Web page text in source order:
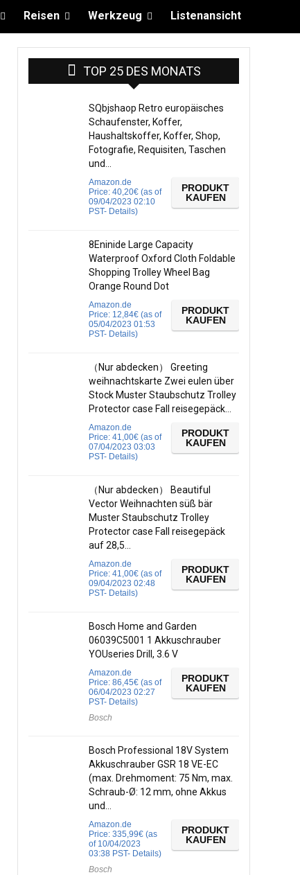
Reisen Werkzeug Listenansicht
TOP 25 DES MONATS
SQbjshaop Retro europäisches
Schaufenster, Koffer,
Haushaltskoffer, Koffer, Shop,
Fotografie, Requisiten, Taschen
und…
Amazon.de
Price: 40,20€ (as of
09/04/2023 02:10
PST- Details)
PRODUKT
KAUFEN
8Eninide Large Capacity
Waterproof Oxford Cloth Foldable
Shopping Trolley Wheel Bag
Orange Round Dot
Amazon.de
Price: 12,84€ (as of
05/04/2023 01:53
PST- Details)
PRODUKT
KAUFEN
（Nur abdecken） Greeting
weihnachtskarte Zwei eulen über
Stock Muster Staubschutz Trolley
Protector case Fall reisegepäck…
Amazon.de
Price: 41,00€ (as of
07/04/2023 03:03
PST- Details)
PRODUKT
KAUFEN
（Nur abdecken） Beautiful
Vector Weihnachten süß bär
Muster Staubschutz Trolley
Protector case Fall reisegepäck
auf 28,5…
Amazon.de
Price: 41,00€ (as of
09/04/2023 02:48
PST- Details)
PRODUKT
KAUFEN
Bosch Home and Garden
06039C5001 1 Akkuschrauber
YOUseries Drill, 3.6 V
Amazon.de
Price: 86,45€ (as of
06/04/2023 02:27
PST- Details)
Bosch
PRODUKT
KAUFEN
Bosch Professional 18V System
Akkuschrauber GSR 18 VE-EC
(max. Drehmoment: 75 Nm, max.
Schraub-Ø: 12 mm, ohne Akkus
und…
Amazon.de
Price: 335,99€ (as
of 10/04/2023
03:38 PST- Details)
Bosch
PRODUKT
KAUFEN